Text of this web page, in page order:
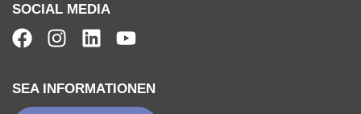
SOCIAL MEDIA
SEA INFORMATIONEN